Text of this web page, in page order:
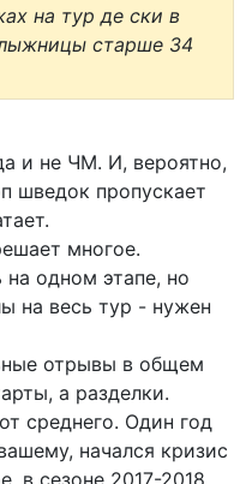
на тур де ски в
старше 34
и не ЧМ. И, вероятно,
шведок пропускает
многое.
одном этапе, но
на весь тур - нужен
отрывы в общем
а разделки.
среднего. Один год
начался кризис
в сезоне 2017-2018,